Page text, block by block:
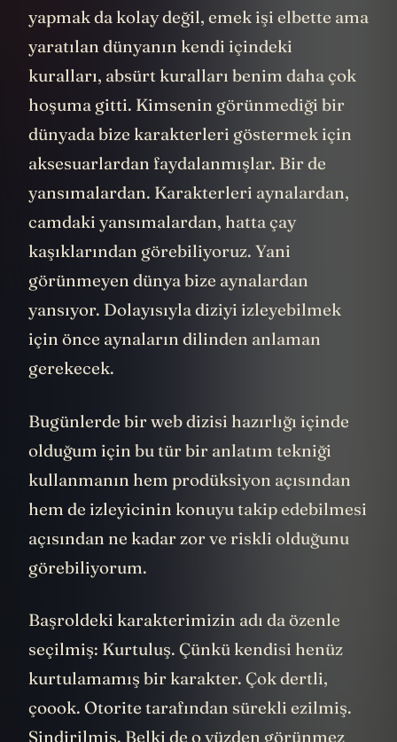
yapmak da kolay değil, emek işi elbette ama
yaratılan dünyanın kendi içindeki
kuralları, absürt kuralları benim daha çok
hoşuma gitti. Kimsenin görünmediği bir
dünyada bize karakterleri göstermek için
aksesuarlardan faydalanmışlar. Bir de
yansımalardan. Karakterleri aynalardan,
camdaki yansımalardan, hatta çay
kaşıklarından görebiliyoruz. Yani
görünmeyen dünya bize aynalardan
yansıyor. Dolayısıyla diziyi izleyebilmek
için önce aynaların dilinden anlaman
gerekecek.
Bugünlerde bir web dizisi hazırlığı içinde
olduğum için bu tür bir anlatım tekniği
kullanmanın hem prodüksiyon açısından
hem de izleyicinin konuyu takip edebilmesi
açısından ne kadar zor ve riskli olduğunu
görebiliyorum.
Başroldeki karakterimizin adı da özenle
seçilmiş: Kurtuluş. Çünkü kendisi henüz
kurtulamamış bir karakter. Çok dertli,
çoook. Otorite tarafından sürekli ezilmiş.
Sindirilmiş. Belki de o yüzden görünmez